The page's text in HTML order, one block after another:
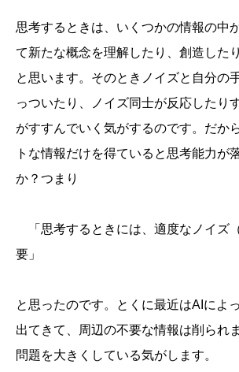
思考するときは、いくつかの情報の中
て新たな概念を理解したり、創造した
と思います。そのときノイズと自分の
っついたり、ノイズ同士が反応したり
がすすんでいく気がするのです。だか
トな情報だけを得ていると思考能力が
か？つまり
「思考するときには、適度なノイズ
要」
と思ったのです。とくに最近はAIによ
出てきて、周辺の不要な情報は削られ
問題を大きくしている気がします。